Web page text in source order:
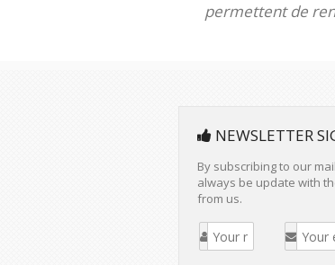
permettent de
NEWSLETTER
By subscribing to our
always be update with
from us.